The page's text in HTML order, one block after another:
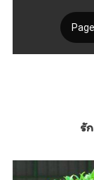
รั